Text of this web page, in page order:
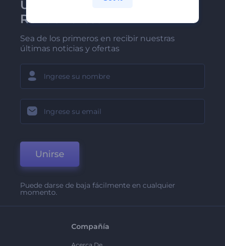
Únase al boletín de
Renderforest
Sea de los primeros en recibir nuestras
últimas noticias y ofertas
Unirse
Puede darse de baja fácilmente en cualquier
momento.
Compañía